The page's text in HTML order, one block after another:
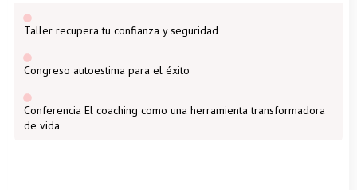
Taller recupera tu confianza y seguridad
Congreso autoestima para el éxito
Conferencia El coaching como una herramienta transformadora
de vida